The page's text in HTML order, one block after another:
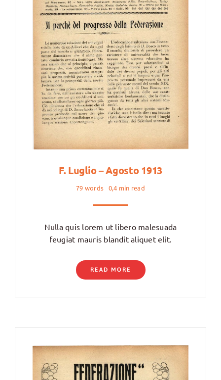
F. Luglio – Agosto 1913
79 words 0,4 min read
Nulla quis lorem ut libero malesuada
feugiat mauris blandit aliquet elit.
READ MORE